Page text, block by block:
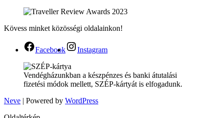
Kövess minket közösségi oldalainkon!
Facebook Instagram
Vendégházunkban a készpénzes és banki átutalási
fizetési módok mellett, SZÉP-kártyát is elfogadunk.
Neve | Powered by WordPress